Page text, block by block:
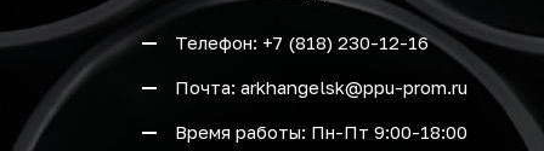
Телефон: +7 (818) 230-12-16
Почта: arkhangelsk@ppu-prom.ru
Время работы: Пн-Пт 9:00-18:00